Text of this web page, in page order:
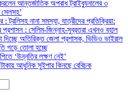
আন্তর্জাতিক অপরাধ ট্রাইব্যুনালের ৩
: ট্রলিসহ নানা সমস্যা, যাত্রীদের প্রতিক্রিয়া:
প্রশাসন : সেলিম-জিন্নাহ-সুব্রতরা এখনও বহাল
দিচ্ছে অতিরিক্ত জেলা প্রশাসক, ভিডিও ভাইরাল
গড়ে তোলা হচ্ছে
‘উন্নতির লক্ষণ নেই’
আধুনিক সুইপার কিনছে বেবিচক